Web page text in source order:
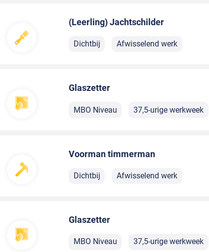
(Leerling) Jachtschilder
Dichtbij Afwisselend werk
Glaszetter
MBO Niveau 37,5-urige werkweek
Voorman timmerman
Dichtbij Afwisselend werk
Glaszetter
MBO Niveau 37,5-urige werkweek